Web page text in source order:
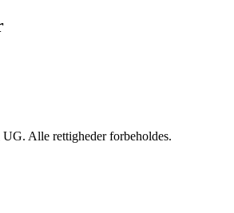
Alle rettigheder forbeholdes.